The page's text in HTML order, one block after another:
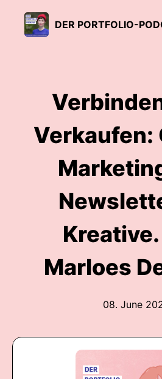
Verkaufen:
Marloes
08. June